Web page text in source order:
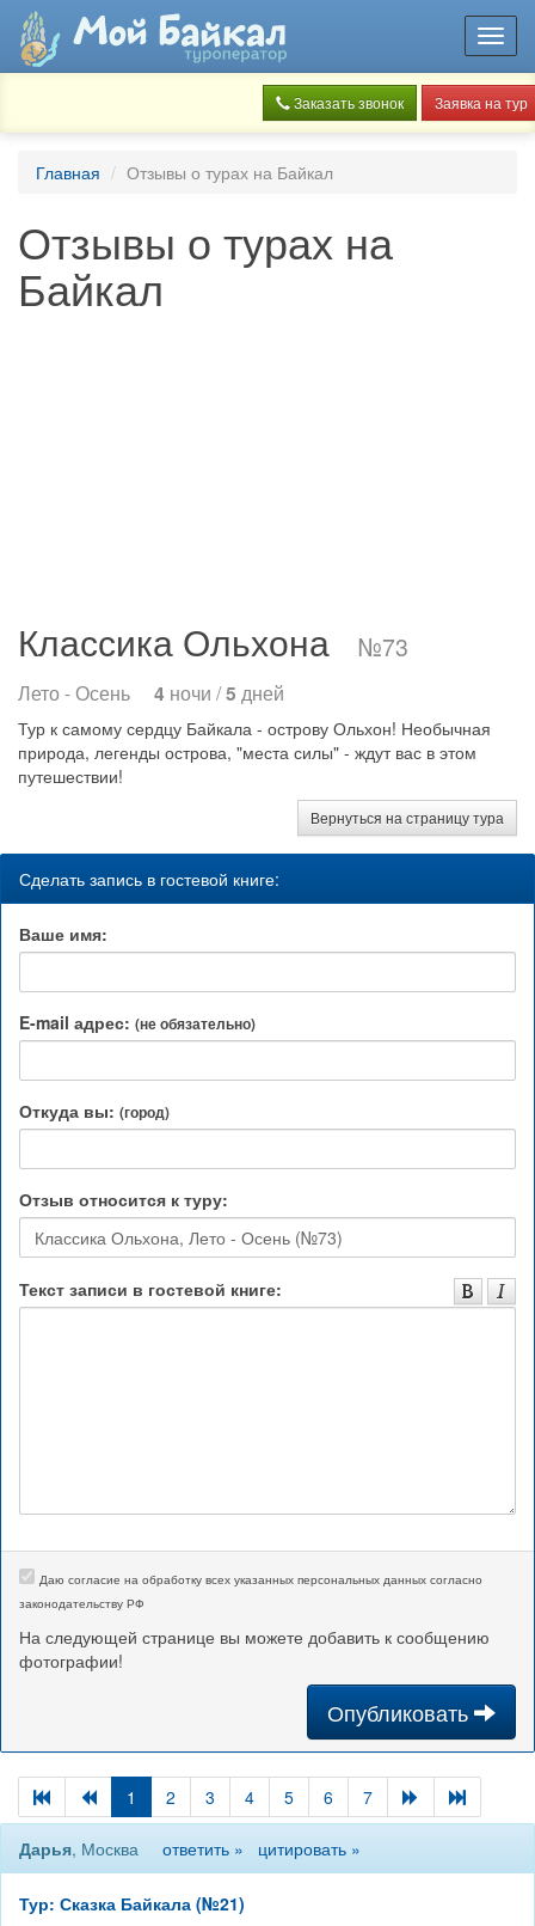
Заказать звонок Заявка на тур
Главная Отзывы о турах на Байкал
Отзывы о турах на
Байкал
Классика Ольхона №73
Лето - Осень 4 ночи /5 дней
Тур к самому сердцу Байкала - острову Ольхон! Необычная
природа, легенды острова, "места силы" - ждут вас в этом
путешествии!
Вернуться на страницу тура
Сделать запись в гостевой книге:
Ваше имя:
E-mail адрес: (не обязательно)
Откуда вы: (город)
Отзыв относится к туру:
Классика Ольхона, Лето - Осень (№73)
Текст записи в гостевой книге:
Даю согласие на обработку всех указанных персональных данных согласно
законодательству РФ
На следующей странице вы можете добавить к сообщению
фотографии!
Опубликовать
1 2 3 4 5 6 7
Дарья, Москва ответить » цитировать »
Тур: Сказка Байкала (№21)